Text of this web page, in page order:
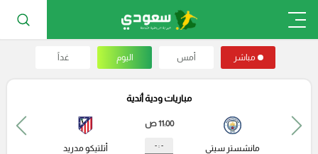
مباشر أمس اليوم غداً
مباريات ودية أندية
مانشستر سيتي
11:00 ص
- : - أتلتيكو مدريد